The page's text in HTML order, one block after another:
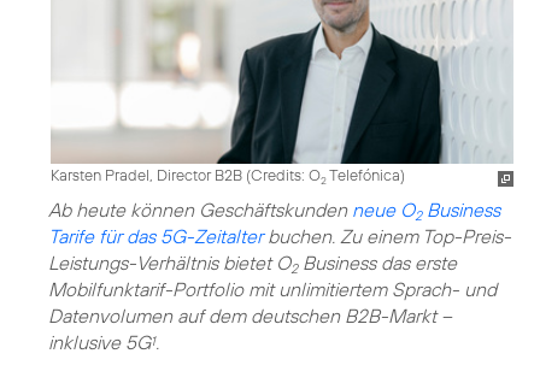
Karsten Pradel, Director B2B (Credits: O2Telefónica)
Ab heute können Geschäftskunden neue O2Business
Tarife für das 5G-Zeitalterbuchen. Zu einem Top-Preis-
Leistungs-Verhältnis bietet O2Business das erste
Mobilfunktarif-Portfolio mit unlimitiertem Sprach- und
Datenvolumen auf dem deutschen B2B-Markt –
inklusive 5G1.